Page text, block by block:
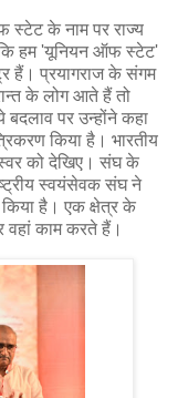
के नाम पर राज्य
कि हम 'यूनियन ऑफ स्टेट'
हैं। प्रयागराज के संगम
के लोग आते हैं तो
पर उन्होंने कहा
किया है। भारतीय
को देखिए। संघ के
स्वयंसेवक संघ ने
किया है। एक क्षेत्र के
वहां काम करते हैं।